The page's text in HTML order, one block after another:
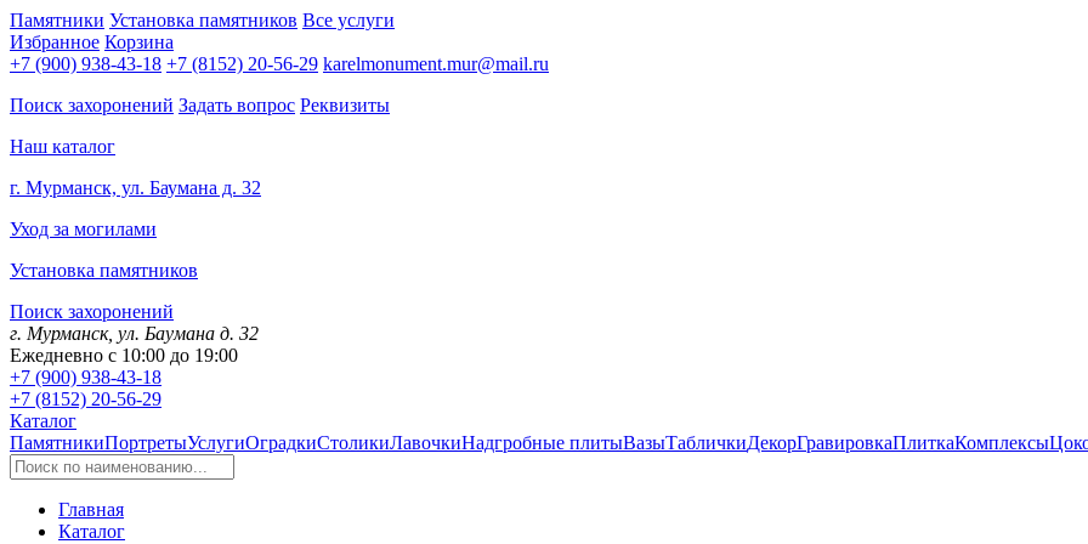
Памятники Установка памятников Все услуги
Избранное Корзина
+7 (900) 938-43-18 +7 (8152) 20-56-29 karelmonument.mur@mail.ru
Поиск захоронений Задать вопрос Реквизиты
Наш каталог
г. Мурманск, ул. Баумана д. 32
Уход за могилами
Установка памятников
Поиск захоронений
г. Мурманск, ул. Баумана д. 32
Ежедневно с 10:00 до 19:00
+7 (900) 938-43-18
+7 (8152) 20-56-29
Каталог
ПамятникиПортретыУслугиОградкиСтоликиЛавочкиНадгробные плитыВазыТабличкиДекорГравировкаПлиткаКомплексы
Главная
Каталог